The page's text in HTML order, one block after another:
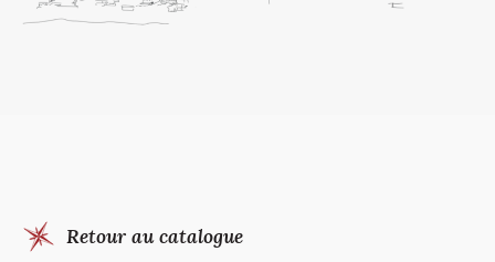
Retour au catalogue